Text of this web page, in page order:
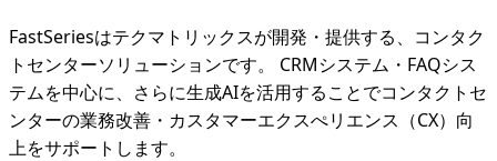
FastSeriesはテクマトリックスが開発・提供する、コンタク
トセンターソリューションです。 CRMシステム・FAQシス
テムを中心に、さらに生成AIを活用することでコンタクトセ
ンターの業務改善・カスタマーエクスぺリエンス（CX）向
上をサポートします。